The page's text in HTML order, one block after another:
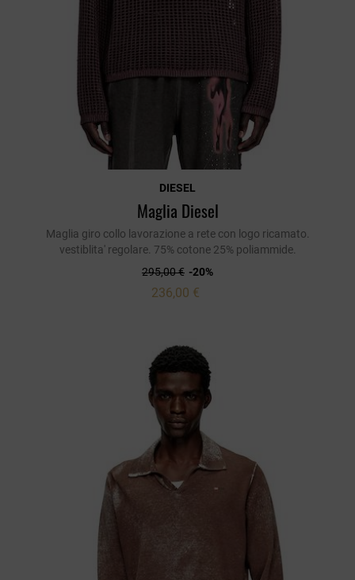
DIESEL
Maglia Diesel
Maglia giro collo lavorazione a rete con logo ricamato.
vestiblita' regolare. 75% cotone 25% poliammide.
295,00 € -20%
236,00 €